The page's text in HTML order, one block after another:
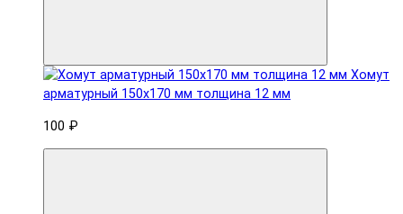
Хомут
арматурный 150x170 мм толщина 12 мм
100 ₽